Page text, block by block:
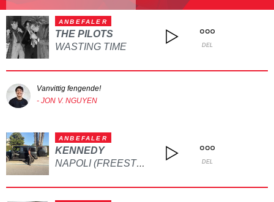
ANBEFALER
THE PILOTS
WASTING TIME
DEL
Vanvittig fengende!
- JON V. NGUYEN
ANBEFALER
KENNEDY
NAPOLI (FREESTYLE) DEL